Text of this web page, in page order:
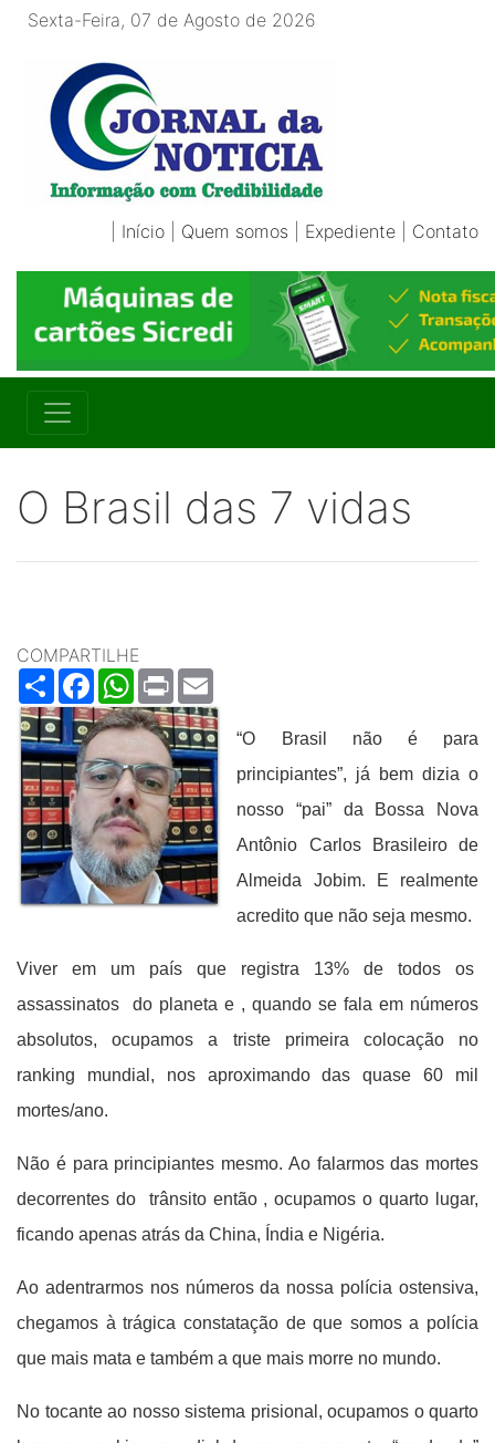
Sexta-Feira, 07 de Agosto de 2026
Início Quem somos Expediente Contato
O Brasil das 7 vidas
COMPARTILHE
ShareFacebookWhatsApp
Print
“O Brasil não é para
principiantes”, já bem dizia o
nosso “pai” da Bossa Nova
Antônio Carlos Brasileiro de
Almeida Jobim. E realmente
acredito que não seja mesmo.
Viver em um país que registra 13% de todos os
assassinatos do planeta e , quando se fala em números
absolutos, ocupamos a triste primeira colocação no
ranking mundial, nos aproximando das quase 60 mil
mortes/ano.
Não é para principiantes mesmo. Ao falarmos das mortes
decorrentes do trânsito então , ocupamos o quarto lugar,
ficando apenas atrás da China, Índia e Nigéria.
Ao adentrarmos nos números da nossa polícia ostensiva,
chegamos à trágica constatação de que somos a polícia
que mais mata e também a que mais morre no mundo.
No tocante ao nosso sistema prisional, ocupamos o quarto